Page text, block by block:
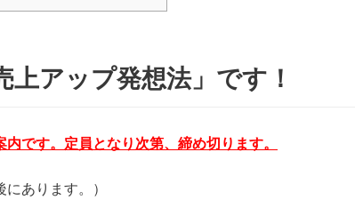
アップ発想法」です！
です。定員となり次第、締め切ります。
あります。）